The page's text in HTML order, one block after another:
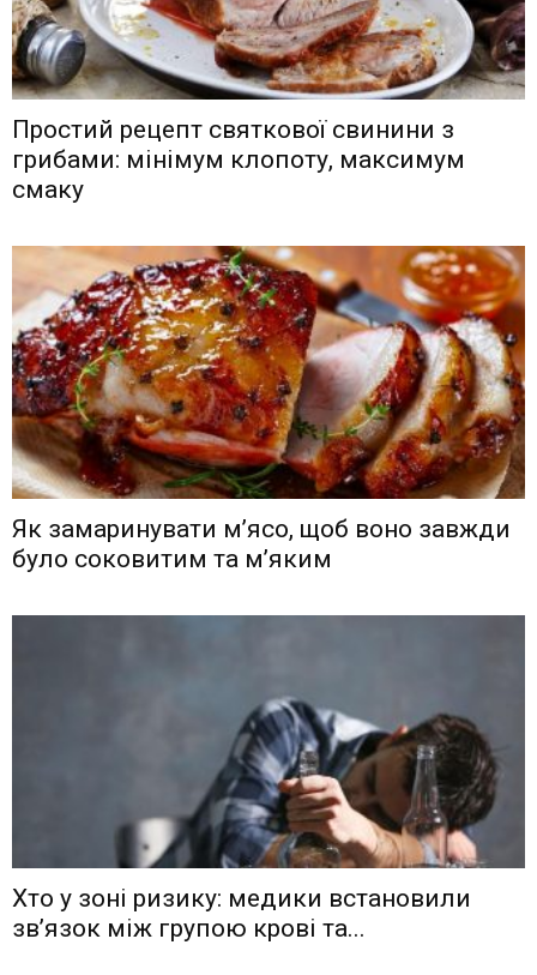
Простий рецепт святкової свинини з
грибами: мінімум клопоту, максимум
смаку
Як замаринувати м’ясо, щоб воно завжди
було соковитим та м’яким
Хто у зоні ризику: медики встановили
зв’язок між групою крові та...